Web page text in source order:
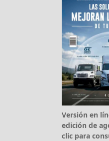
Versión en
edición de
clic para